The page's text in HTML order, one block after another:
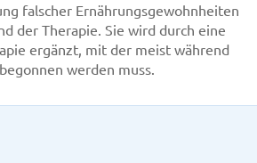
falscher Ernährungsgewohnheiten
der Therapie. Sie wird durch eine
ergänzt, mit der meist während
werden muss.